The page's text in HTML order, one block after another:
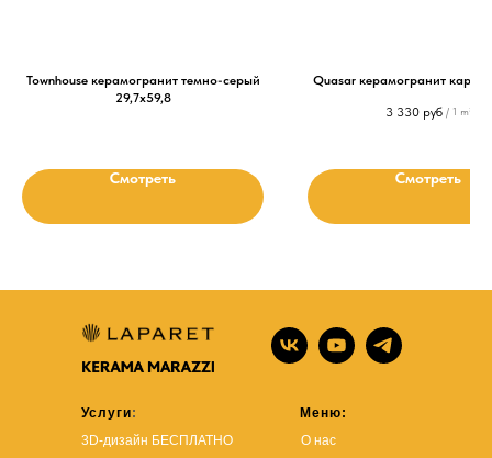
Townhouse керамогранит темно-серый
29,7х59,8
Смотреть
Quasar керамогранит
3 330 руб / 1 m²
Смотреть
Услуги:
3D-дизайн БЕСПЛАТНО
Меню:
О нас